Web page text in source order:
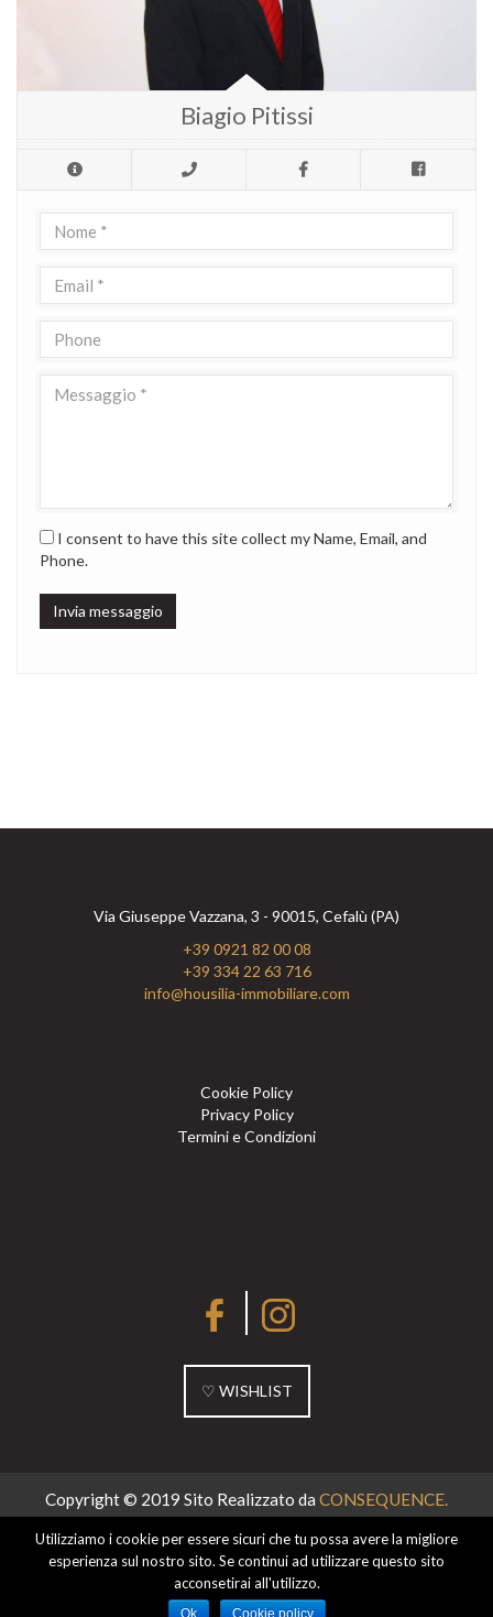
Biagio Pitissi
I consent to have this site collect my Name, Email, and
Phone.
Invia messaggio
Via Giuseppe Vazzana, 3 - 90015, Cefalù (PA)
+39 0921 82 00 08
+39 334 22 63 716
info@housilia-immobiliare.com
Cookie Policy
Privacy Policy
Termini e Condizioni
♡ WISHLIST
Copyright © 2019 Sito Realizzato da CONSEQUENCE.
Utilizziamo i cookie per essere sicuri che tu possa avere la migliore
esperienza sul nostro sito. Se continui ad utilizzare questo sito
acconsetirai all'utilizzo.
Ok Cookie policy